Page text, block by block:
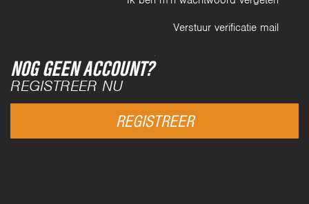
Verstuur verificatie mail
NOG GEEN ACCOUNT?
REGISTREER NU
REGISTREER